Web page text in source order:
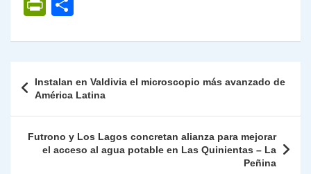
at
s
p
p
gr
m
e
o
o
k
er e
n
y
n
k
l
l
P
nt
Fr
ie
n
dl
y
m
ar
tir
de
entradas
Instalan en Valdivia el microscopio más avanzado de
América Latina
Futrono y Los Lagos concretan alianza para mejorar
el acceso al agua potable en Las Quinientas – La
Peñina